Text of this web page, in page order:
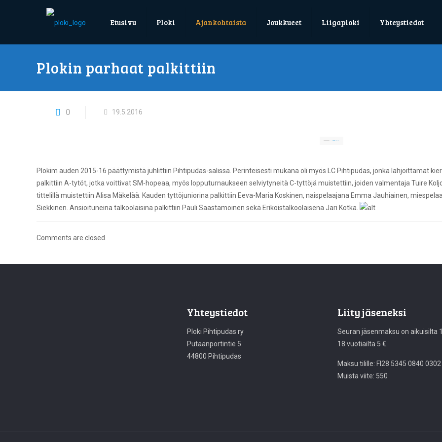
Etusivu Ploki Ajankohtaista Joukkueet Liigaploki Yhteystiedot
Plokin parhaat palkittiin
0 19.5.2016
Plokim auden 2015-16 päättymistä juhlittiin Pihtipudas-salissa. Perinteisesti mukana oli myös LC Pihtipudas, jonka lahjoittamat
palkittiin A-tytöt, jotka voittivat SM-hopeaa, myös lopputurnaukseen selviytyneitä C-tyttöjä muistettiin, joiden valmentaja Tuire
tittelillä muistettiin Alisa Mäkelää. Kauden tyttöjuniorina palkittiin Eeva-Maria Koskinen, naispelaajana Emma Jauhiainen,
Siekkinen. Ansioituneina talkoolaisina palkittiin Pauli Saastamoinen sekä Erikoistalkoolaisena Jari Kotka.
Comments are closed.
Yhteystiedot
Ploki Pihtipudas ry
Putaanportintie 5
44800 Pihtipudas
Liity jäseneksi
Seuran jäsenmaksu on aikuisilta
18 vuotiailta 5 €.
Maksu tilille: FI28 5345 0840 0302
Muista viite: 550